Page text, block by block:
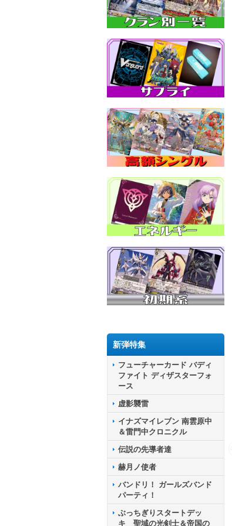
新弾特集
フューチャーカード バディ
ファイト ディザスターフォ
ース
虚影襲雷
イナズマイレブン 南雲原中
＆雷門中クロニクル
伝説の先導者達
赫月ノ使者
バンドリ！ ガールズバンド
パーティ！
ぶっちぎりスタートデッ
キ 聖域の光剣士＆帝国の